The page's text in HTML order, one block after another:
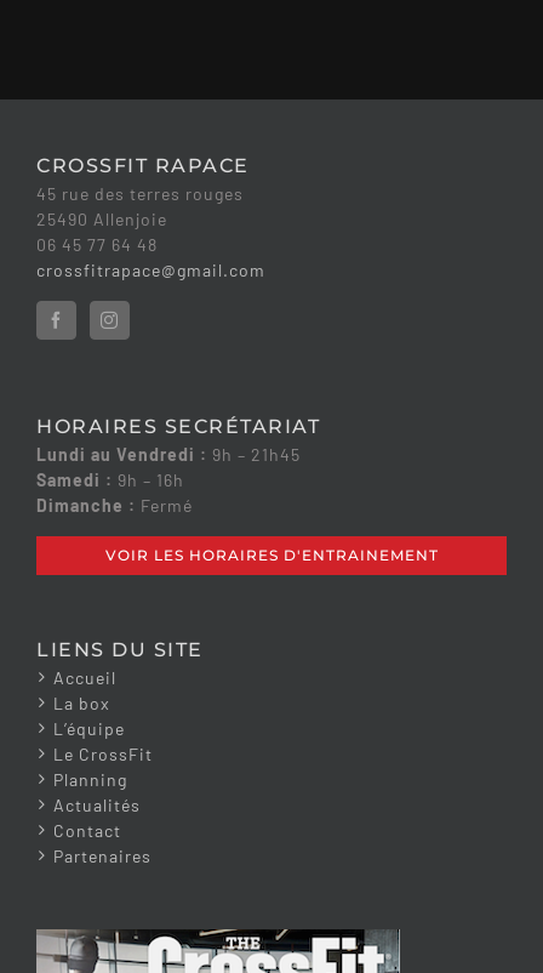
CROSSFIT RAPACE
45 rue des terres rouges
25490 Allenjoie
06 45 77 64 48
crossfitrapace@gmail.com
HORAIRES SECRÉTARIAT
Lundi au Vendredi : 9h – 21h45
Samedi : 9h – 16h
Dimanche : Fermé
VOIR LES HORAIRES D'ENTRAINEMENT
LIENS DU SITE
Accueil
La box
L’équipe
Le CrossFit
Planning
Actualités
Contact
Partenaires